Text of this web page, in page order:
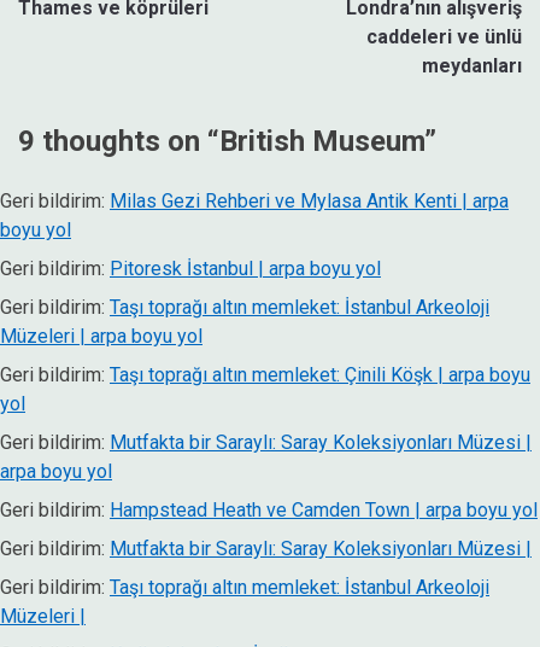
gezinmesi
Thames ve köprüleri
Londra’nın alışveriş
caddeleri ve ünlü
meydanları
9 thoughts on “British Museum”
Geri bildirim: Milas Gezi Rehberi ve Mylasa Antik Kenti | arpa
boyu yol
Geri bildirim: Pitoresk İstanbul | arpa boyu yol
Geri bildirim: Taşı toprağı altın memleket: İstanbul Arkeoloji
Müzeleri | arpa boyu yol
Geri bildirim: Taşı toprağı altın memleket: Çinili Köşk | arpa boyu
yol
Geri bildirim: Mutfakta bir Saraylı: Saray Koleksiyonları Müzesi |
arpa boyu yol
Geri bildirim: Hampstead Heath ve Camden Town | arpa boyu yol
Geri bildirim: Mutfakta bir Saraylı: Saray Koleksiyonları Müzesi |
Geri bildirim: Taşı toprağı altın memleket: İstanbul Arkeoloji
Müzeleri |